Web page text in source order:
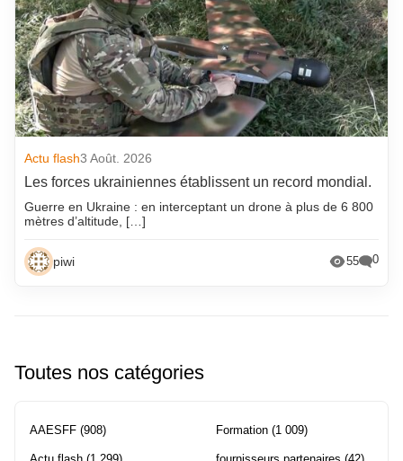
Actu flash3 Août. 2026
Les forces ukrainiennes établissent un record mondial.
Guerre en Ukraine : en interceptant un drone à plus de 6 800
mètres d’altitude, […]
piwi 55 0
Toutes nos catégories
AAESFF (908) Formation (1 009)